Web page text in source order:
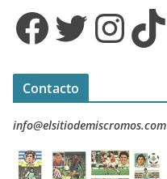
Facebook Twitter InstagramTikTok
Contacto
info@elsitiodemiscromos.com